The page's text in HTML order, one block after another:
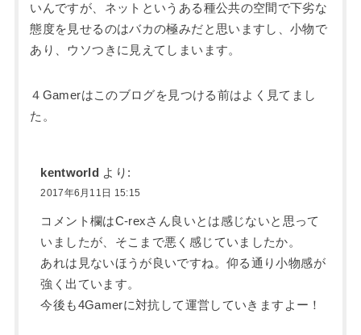
いんですが、ネットというある種公共の空間で下劣な
態度を見せるのはバカの極みだと思いますし、小物で
あり、ウソつきに見えてしまいます。
４Gamerはこのブログを見つける前はよく見てまし
た。
kentworld より:
2017年6月11日 15:15
コメント欄はC-rexさん良いとは感じないと思って
いましたが、そこまで悪く感じていましたか。
あれは見ないほうが良いですね。仰る通り小物感が
強く出ています。
今後も4Gamerに対抗して運営していきますよー！